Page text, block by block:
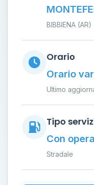
BIBBIENA (AR)
Orario
Orario
Ultimo
Tipo
Con
Stradale